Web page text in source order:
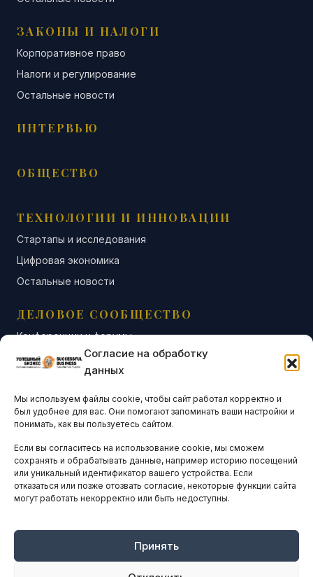
Согласие на обработку
данных
Мы используем файлы cookie, чтобы сайт работал корректно и
был удобнее для вас. Они помогают запоминать ваши настройки и
понимать, как вы пользуетесь сайтом.
Если вы согласитесь на использование cookie, мы сможем
сохранять и обрабатывать данные, например историю посещений
или уникальный идентификатор вашего устройства. Если
отказаться или позже отозвать согласие, некоторые функции сайта
могут работать некорректно или быть недоступны.
Принять
ЗАКОНЫ И НАЛОГИ
Корпоративное право
Налоги и регулирование
Остальные новости
ИНТЕРВЬЮ
ОБЩЕСТВО
ТЕХНОЛОГИИ И ИННОВАЦИИ
Стартапы и исследования
Цифровая экономика
Остальные новости
ДЕЛОВОЕ СООБЩЕСТВО
Конференции и форумы
Бизнес-клубы и ассоциации
Остальные новости
АНАЛИТИКА И СТАТИСТИКА
ARTICLES IN ENGLISH
НАВИГАЦИЯ
Оплата онлайн